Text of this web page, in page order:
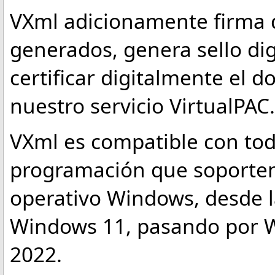
VXml adicionamente firma
generados, genera sello
certificar digitalmente el
nuestro servicio VirtualPAC.
VXml es compatible con
programación que
operativo Windows, desde
Windows 11, pasando por
2022.